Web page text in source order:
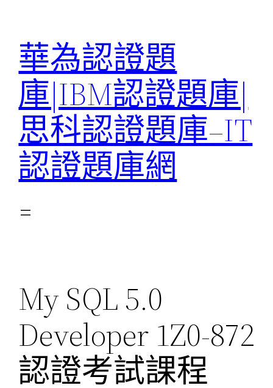
華為認證題
庫|IBM認證題庫|
思科認證題庫–IT
認證題庫網
My SQL 5.0
Developer 1Z0-872
認證考試課程